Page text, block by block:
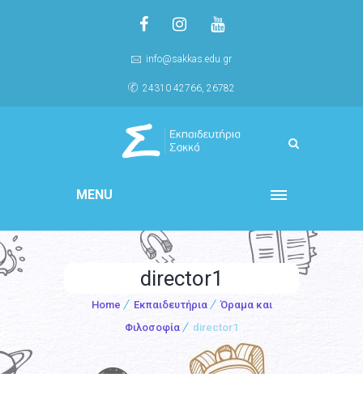
info@sakkas.edu.gr
24310 42766, 26782
MENU
director1
Home Εκπαιδευτήρια
Όραμα και
Φιλοσοφία
director1